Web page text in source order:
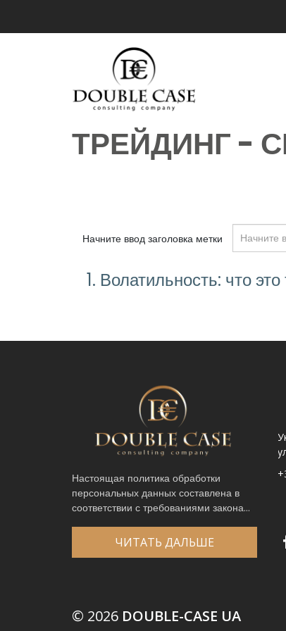
ТРЕЙДИНГ -
Начните ввод заголовка метки
Волатильность: что это
Настоящая политика обработки
персональных данных составлена в
соответствии с требованиями закона...
ЧИТАТЬ ДАЛЬШЕ
Украина. Львов ул.
+380632341740
Украина. Львов,
просп. Чорновола 67Г
+380632341780
© 2026 DOUBLE-CASE UA
Код, изображенный на картинке *